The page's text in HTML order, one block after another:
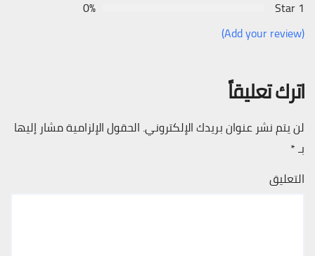
1 Star
0%
(Add your review)
اترك تعليقاً
لن يتم نشر عنوان بريدك الإلكتروني. الحقول الإلزامية مشار إليها
بـ*
التعليق